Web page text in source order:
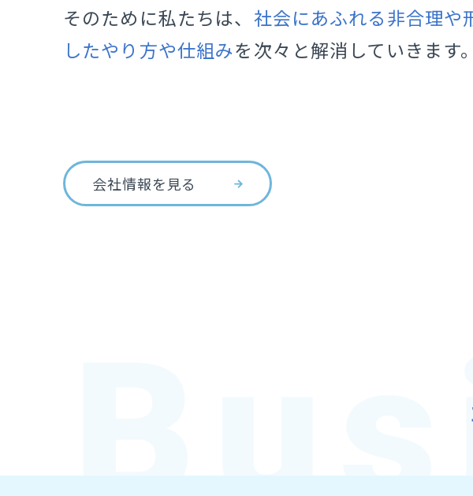
そのために私たちは、 社会にあふれる非合理や
したやり方や仕組みを次々と解消していきます。
会社情報を見る